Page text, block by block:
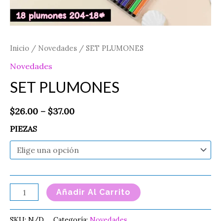
Inicio / Novedades / SET PLUMONES
Novedades
SET PLUMONES
$26.00 – $37.00
PIEZAS
Añadir Al Carrito